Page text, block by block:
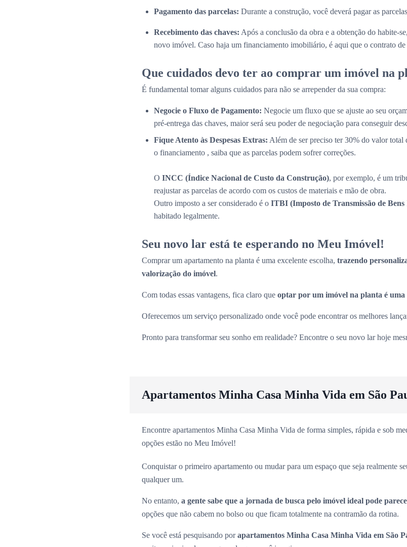
Pagamento das parcelas: Durante a construção, você deverá pagar as
Recebimento das chaves: Após a conclusão da obra e a obtenção do habite-
novo imóvel. Caso haja um financiamento imobiliário, é aqui que o contrato
Que cuidados devo ter ao comprar um imóvel na
É fundamental tomar alguns cuidados para não se arrepender da sua compra:
Negocie o Fluxo de Pagamento: Negocie um fluxo que se ajuste ao seu
pré-entrega das chaves, maior será seu poder de negociação para conseguir
Fique Atento às Despesas Extras: Além de ser preciso ter 30% do valor total
o financiamento , saiba que as parcelas podem sofrer correções.
O INCC (Índice Nacional de Custo da Construção), por exemplo, é um
reajustar as parcelas de acordo com os custos de materiais e mão de obra.
Outro imposto a ser considerado é o ITBI (Imposto de Transmissão de Bens
habitado legalmente.
Seu novo lar está te esperando no Meu Imóvel!
Comprar um apartamento na planta é uma excelente escolha, trazendo
valorização do imóvel.
Com todas essas vantagens, fica claro que optar por um imóvel na planta é uma
Oferecemos um serviço personalizado onde você pode encontrar os melhores
Pronto para transformar seu sonho em realidade? Encontre o seu novo lar hoje
Apartamentos Minha Casa Minha Vida em São
Encontre apartamentos Minha Casa Minha Vida de forma simples, rápida e sob
opções estão no Meu Imóvel!
Conquistar o primeiro apartamento ou mudar para um espaço que seja realmente
qualquer um.
No entanto, a gente sabe que a jornada de busca pelo imóvel ideal pode
opções que não cabem no bolso ou que ficam totalmente na contramão da rotina.
Se você está pesquisando porapartamentos Minha Casa Minha Vida em São